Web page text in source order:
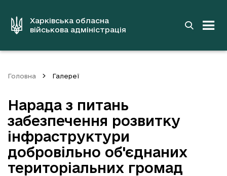
вмістуХарківська обласна
військова адміністрація
Головна Галереї
Нарада з питань
забезпечення розвитку
інфраструктури
добровільно об'єднаних
територіальних громад